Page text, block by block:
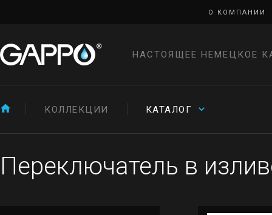
О КОМПАНИИ
НАСТОЯЩЕЕ НЕМЕЦКОЕ
КОЛЛЕКЦИИ КАТАЛОГ
Переключатель в